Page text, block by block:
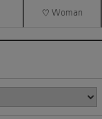
♡ Woman